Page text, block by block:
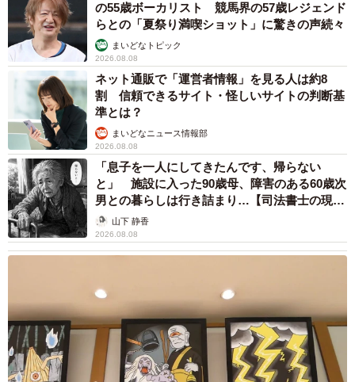
ん。夜になって飲料水がなくなっても、コンビニや自動販
売機で水を購入できるなんて海外では考えられません。世
界一周中は、各国の環境が当たり前だと受け入れていたの
ですが、日本に帰ってきたときに感じた安心、安全、便利
さはありがたいことだなと身に沁みました。
の55歳ボーカリスト 競馬界の57歳レジェンド
らとの「夏祭り満喫ショット」に驚きの声続々
まいどなトピック
2026.08.08
ネット通販で「運営者情報」を見る人は約8
割 信頼できるサイト・怪しいサイトの判断基
準とは？
まいどなニュース情報部
2026.08.08
「息子を一人にしてきたんです、帰らない
と」 施設に入った90歳母、障害のある60歳次
男との暮らしは行き詰まり…【司法書士の現場
から】山下 静香
2026.08.08